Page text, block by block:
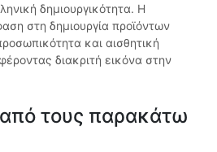
δημιουργικότητα. Η
στη δημιουργία προϊόντων
και αισθητική
διακριτή εικόνα στην
από τους παρακάτω